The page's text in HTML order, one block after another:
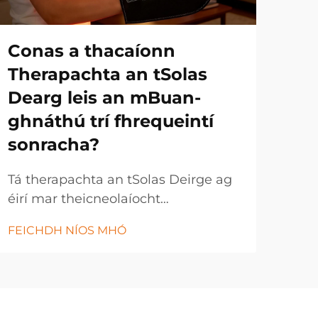
Conas a thacaíonn
Therapachta an tSolas
Dearg leis an mBuan-
ghnáthú trí fhrequeintí
sonracha?
Tá therapachta an tSolas Deirge ag
éirí mar theicneolaíocht
cumhacht thonnta solais sonracha
FEICHDH NÍOS MHÓ